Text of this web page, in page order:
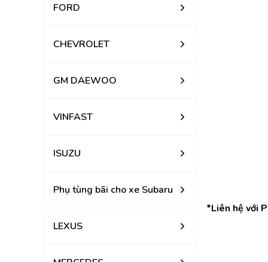
FORD
CHEVROLET
GM DAEWOO
VINFAST
ISUZU
Phụ tùng bãi cho xe Subaru
LEXUS
*Liên hệ với